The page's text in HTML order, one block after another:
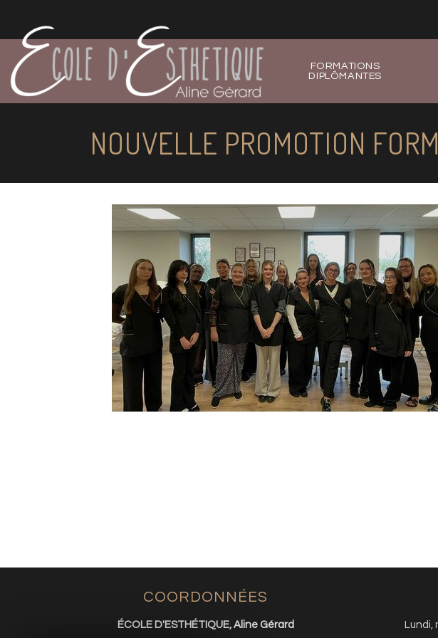
FORMATIONS
DIPLÔMANTES
NOUVELLE PROMOTION
COORDONNÉES
ÉCOLE D'ESTHÉTIQUE, Aline Gérard
Lundi,